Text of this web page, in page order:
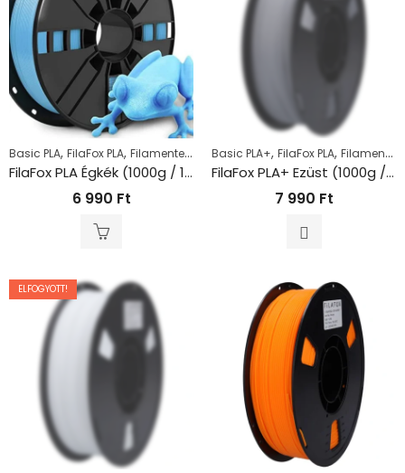
Basic PLA, FilaFox PLA, Filamentek , PLA
FilaFox PLA Égkék (1000g / 1,75mm)
6 990 Ft
Basic PLA+, FilaFox PLA, Filamentek
FilaFox PLA+ Ezüst (1000g / 1,75mm)
7 990 Ft
ELFOGYOTT!